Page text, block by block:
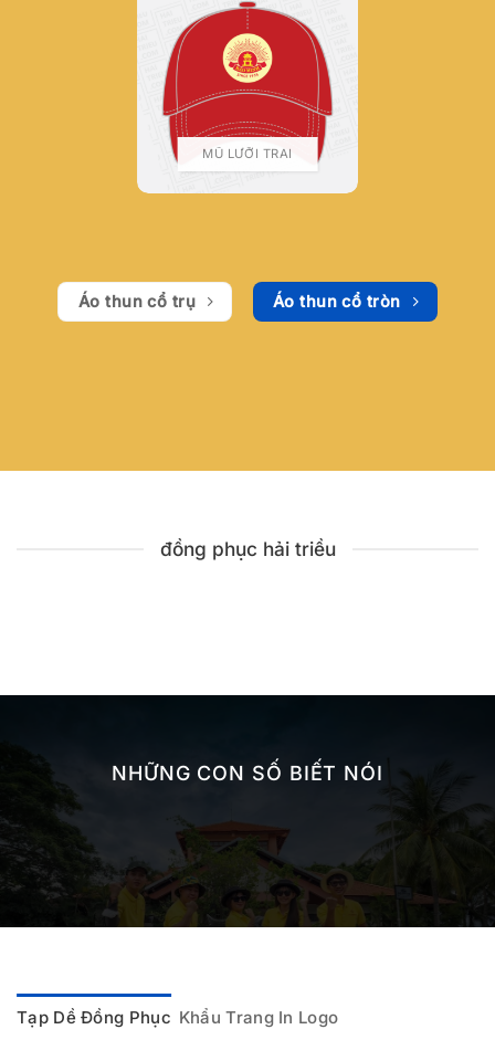
MŨ LƯỠI TRAI
Áo thun cổ trụ Áo thun cổ tròn
đồng phục hải triều
NHỮNG CON SỐ BIẾT NÓI
Tạp Dề Đồng Phục Khẩu Trang In Logo